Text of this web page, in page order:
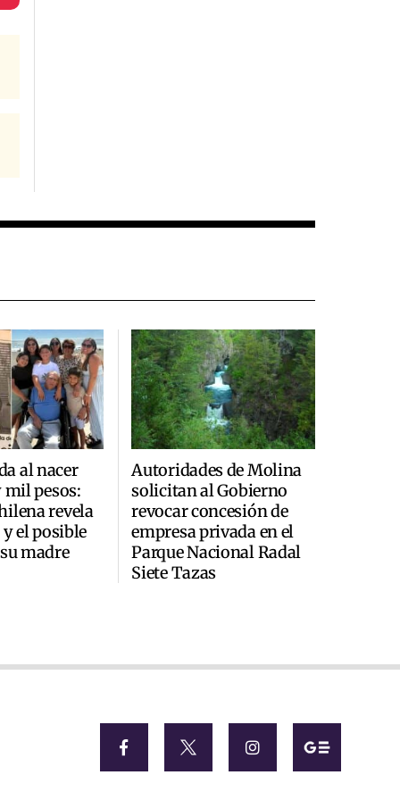
al nacer
mil pesos:
revela
el posible
madre
Autoridades de Molina
solicitan al Gobierno
revocar concesión de
empresa privada en el
Parque Nacional Radal
Siete Tazas